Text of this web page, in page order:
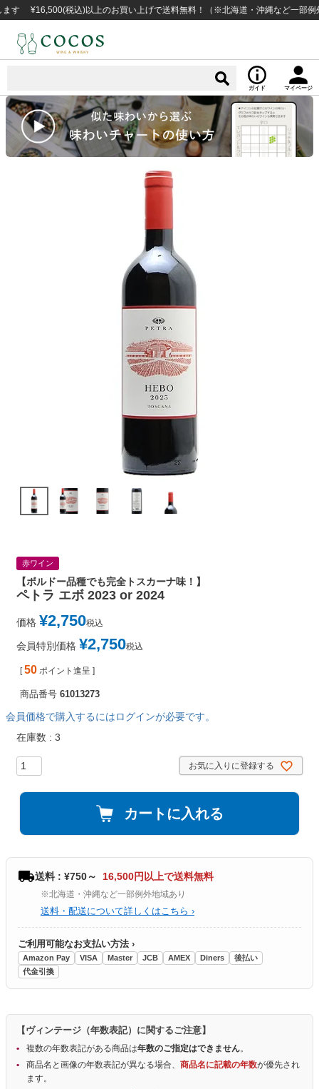
税込)以上のお買い上げで送料無料！（※北海道・沖縄など一部例外地域
ガイド マイページ
赤ワイン
【ボルドー品種でも完全トスカーナ味！】
ペトラ エボ 2023 or 2024
価格 ¥2,750税込
会員特別価格 ¥2,750税込
[ 50 ポイント進呈 ]
商品番号 61013273
会員価格で購入するにはログインが必要です。
在庫数
3
お気に入りに登録する
カートに入れる
送料 : ¥750～ 16,500円以上で送料無料
※北海道・沖縄など一部例外地域あり
送料・配送について詳しくはこちら ›
ご利用可能なお支払い方法 ›
Amazon Pay VISA Master JCB AMEX Diners
後払い
代金引換
【ヴィンテージ（年数表記）に関するご注意】
複数の年数表記がある商品は年数のご指定はできません。
商品名と画像の年数表記が異なる場合、 商品名に記載の年数が優先され
ます。